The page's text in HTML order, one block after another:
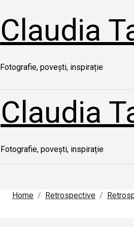
Claudia
Fotografie, povești, inspirație
Claudia
Fotografie, povești, inspirație
Home Retrospective